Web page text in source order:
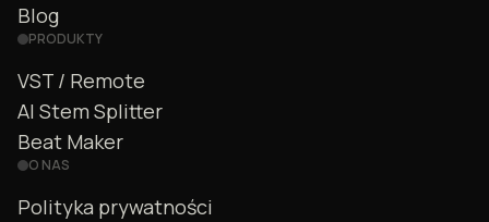
Blog
PRODUKTY
VST / Remote
AI Stem Splitter
Beat Maker
O NAS
Polityka prywatności